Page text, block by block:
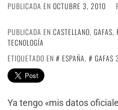
PUBLICADA EN OCTUBRE 3, 2010
PUBLICADA EN CASTELLANO, GAFAS,
TECNOLOGÍA
ETIQUETADO EN
ESPAÑA, GAFAS
Ya tengo «mis datos